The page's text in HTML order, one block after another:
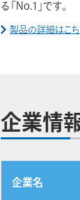
る「No.1」です。
製品の詳細はこち
企業情
企業名